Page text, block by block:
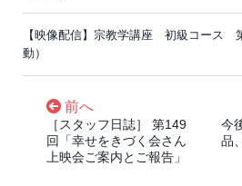
【映像配信】宗教学講座 初級コース
動）
前へ
［スタッフ日誌］ 第149
回「幸せをきづく会さん
上映会ご案内とご報告」
今
品